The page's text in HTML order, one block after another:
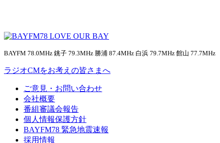
BAYFM 78.0MHz 銚子 79.3MHz 勝浦 87.4MHz 白浜 79.7MHz 館山 77.7MHz
ラジオCMをお考えの皆さまへ
ご意見・お問い合わせ
会社概要
番組審議会報告
個人情報保護方針
BAYFM78 緊急地震速報
採用情報